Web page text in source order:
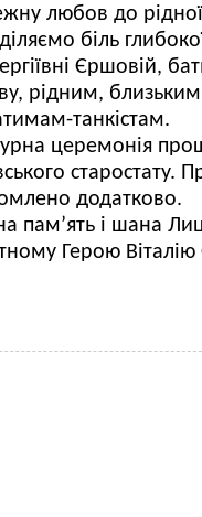
любов до
біль
Єршовій,
рідним,
танкістам.
церемонія
старостату.
додатково.
памʼять і шана
Герою